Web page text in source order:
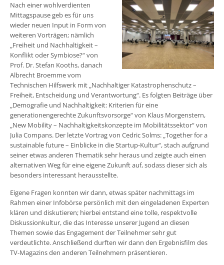
Nach einer wohlverdienten
Mittagspause geb es für uns
wieder neuen Input in Form von
weiteren Vorträgen; nämlich
„Freiheit und Nachhaltigkeit –
Konflikt oder Symbiose?“ von
Prof. Dr. Stefan Kooths, danach
Albrecht Broemme vom
Technischen Hilfswerk mit „Nachhaltiger Katastrophenschutz –
Freiheit, Entscheidung und Verantwortung“. Es folgten Beiträge über
„Demografie und Nachhaltigkeit: Kriterien für eine
generationengerechte Zukunftsvorsorge“ von Klaus Morgenstern,
„New Mobility – Nachhaltigkeitskonzepte im Mobilitätssektor“ von
Julia Compans. Der letzte Vortrag von Cedric Solms: „Together for a
sustainable future – Einblicke in die Startup-Kultur“, stach aufgrund
seiner etwas anderen Thematik sehr heraus und zeigte auch einen
alternativen Weg für eine eigene Zukunft auf, sodass dieser sich als
besonders interessant herausstellte.
Eigene Fragen konnten wir dann, etwas später nachmittags im
Rahmen einer Infobörse persönlich mit den eingeladenen Experten
klären und diskutieren; hierbei entstand eine tolle, respektvolle
Diskussionkultur, die das Interesse unserer Jugend an diesen
Themen sowie das Engagement der Teilnehmer sehr gut
verdeutlichte. Anschließend durften wir dann den Ergebnisfilm des
TV-Magazins den anderen Teilnehmern präsentieren.